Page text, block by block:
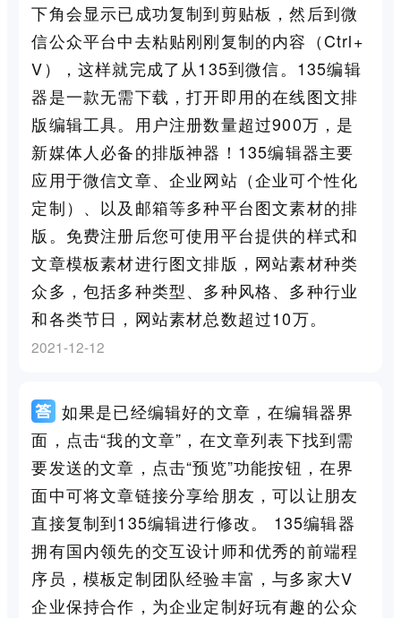
下角会显示已成功复制到剪贴板，然后到微
信公众平台中去粘贴刚刚复制的内容（Ctrl+
V），这样就完成了从135到微信。135编辑
器是一款无需下载，打开即用的在线图文排
版编辑工具。用户注册数量超过900万，是
新媒体人必备的排版神器！135编辑器主要
应用于微信文章、企业网站（企业可个性化
定制）、以及邮箱等多种平台图文素材的排
版。免费注册后您可使用平台提供的样式和
文章模板素材进行图文排版，网站素材种类
众多，包括多种类型、多种风格、多种行业
和各类节日，网站素材总数超过10万。
2021-12-12
如果是已经编辑好的文章，在编辑器界
面，点击“我的文章”，在文章列表下找到需
要发送的文章，点击“预览”功能按钮，在界
面中可将文章链接分享给朋友，可以让朋友
直接复制到135编辑进行修改。 135编辑器
拥有国内领先的交互设计师和优秀的前端程
序员，模板定制团队经验丰富，与多家大V
企业保持合作，为企业定制好玩有趣的公众